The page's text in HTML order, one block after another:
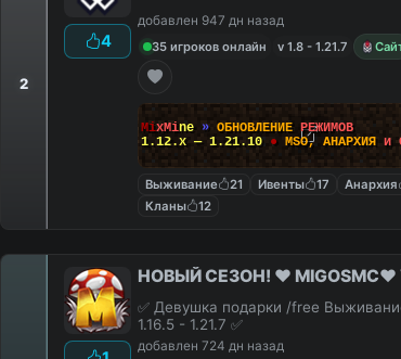
2
4
добавлен 947 дн назад
35 игроков онлайн
v 1.8 - 1.21.7
MixMine » ОБНОВЛЕНИЕ РЕЖИМОВ
1.12.x — 1.21.10 ● MSO, АНАРХИЯ и
Выживание 21 Ивенты 17 Анархия
Кланы
12
НОВЫЙ СЕЗОН! ❤️ MIGOSMC❤️
✅ Девушка подарки /free
1.16.5 - 1.21.7 ✅
добавлен 724 дн назад